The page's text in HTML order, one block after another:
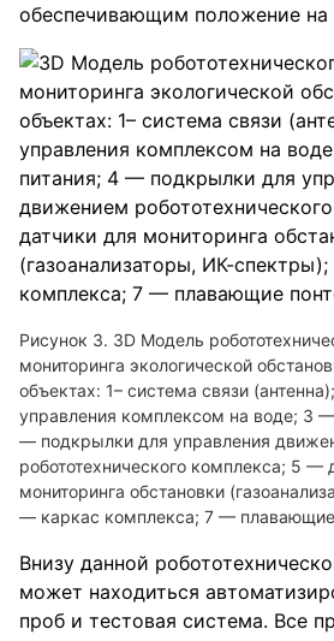
обеспечивающим положение на
3D Модель
мониторинга экологической
объектах: 1– система связи
управления комплексом на воде; 3
— подкрылки для управления
робототехнического комплекса; 5 —
мониторинга обстановки
— каркас комплекса; 7 —
Внизу данной
может находиться
проб и тестовая система. Все